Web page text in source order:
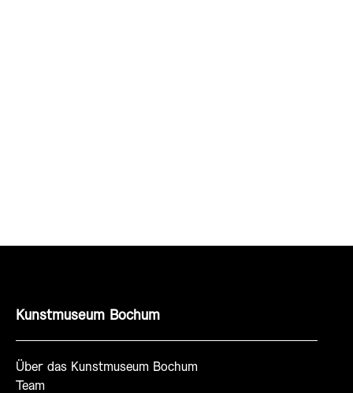
Kunstmuseum Bochum
Über das Kunstmuseum Bochum
Team